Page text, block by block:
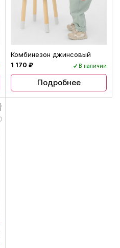
Комбинезон джинсовый
1 170 ₽ В наличии
Подробнее